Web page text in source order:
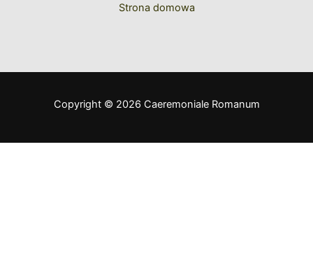
Strona domowa
Copyright © 2026 Caeremoniale Romanum